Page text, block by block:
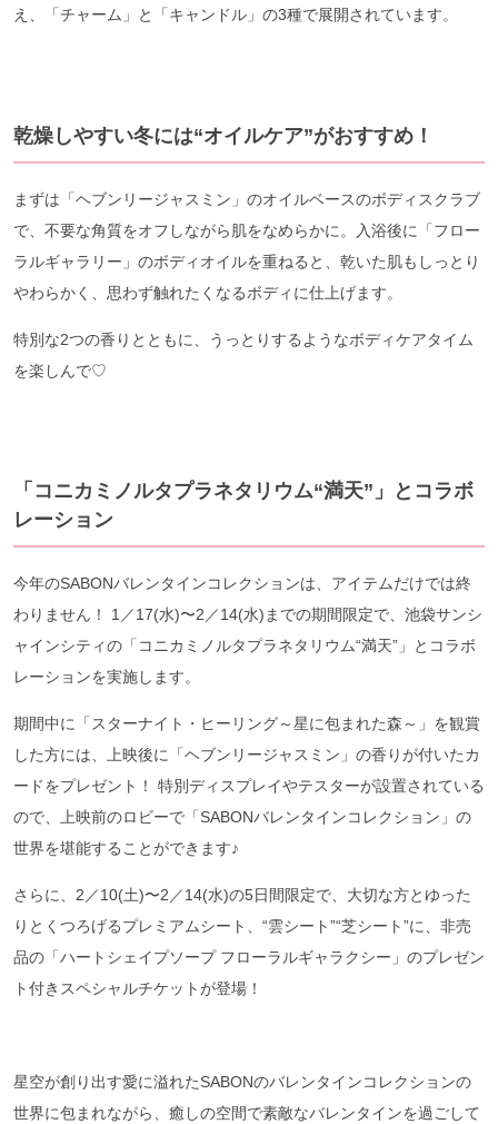
え、「チャーム」と「キャンドル」の3種で展開されています。
乾燥しやすい冬には“オイルケア”がおすすめ！
まずは「ヘブンリージャスミン」のオイルベースのボディスクラブ
で、不要な角質をオフしながら肌をなめらかに。入浴後に「フロー
ラルギャラリー」のボディオイルを重ねると、乾いた肌もしっとり
やわらかく、思わず触れたくなるボディに仕上げます。
特別な2つの香りとともに、うっとりするようなボディケアタイム
を楽しんで♡
「コニカミノルタプラネタリウム“満天”」とコラボ
レーション
今年のSABONバレンタインコレクションは、アイテムだけでは終
わりません！ 1／17(水)〜2／14(水)までの期間限定で、池袋サンシ
ャインシティの「コニカミノルタプラネタリウム“満天”」とコラボ
レーションを実施します。
期間中に「スターナイト・ヒーリング～星に包まれた森～」を観賞
した方には、上映後に「ヘブンリージャスミン」の香りが付いたカ
ードをプレゼント！ 特別ディスプレイやテスターが設置されている
ので、上映前のロビーで「SABONバレンタインコレクション」の
世界を堪能することができます♪
さらに、2／10(土)〜2／14(水)の5日間限定で、大切な方とゆった
りとくつろげるプレミアムシート、“雲シート”“芝シート”に、非売
品の「ハートシェイプソープ フローラルギャラクシー」のプレゼン
ト付きスペシャルチケットが登場！
星空が創り出す愛に溢れたSABONのバレンタインコレクションの
世界に包まれながら、癒しの空間で素敵なバレンタインを過ごして